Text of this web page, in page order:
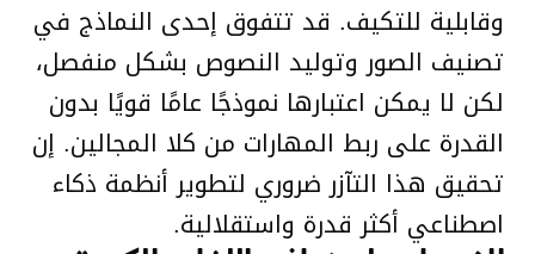
وقابلية للتكيف. قد تتفوق إحدى النماذج في
تصنيف الصور وتوليد النصوص بشكل منفصل،
لكن لا يمكن اعتبارها نموذجًا عامًا قويًا بدون
القدرة على ربط المهارات من كلا المجالين. إن
تحقيق هذا التآزر ضروري لتطوير أنظمة ذكاء
اصطناعي أكثر قدرة واستقلالية.